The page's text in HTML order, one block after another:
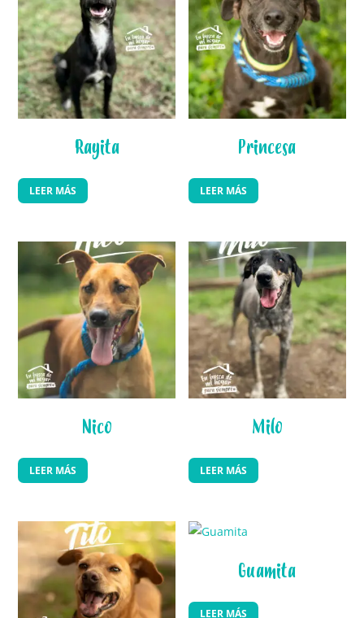
Rayita
LEER MÁS
Princesa
LEER MÁS
Nico
LEER MÁS
Milo
LEER MÁS
Guamita
LEER MÁS